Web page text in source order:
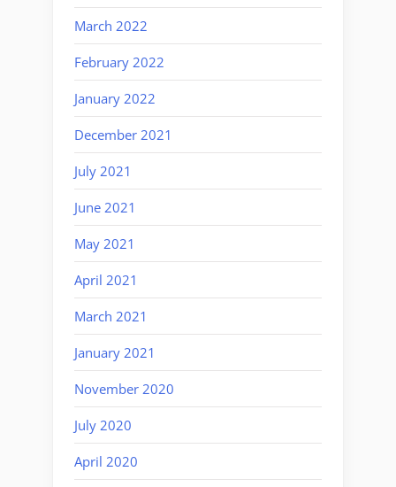
March 2022
February 2022
January 2022
December 2021
July 2021
June 2021
May 2021
April 2021
March 2021
January 2021
November 2020
July 2020
April 2020